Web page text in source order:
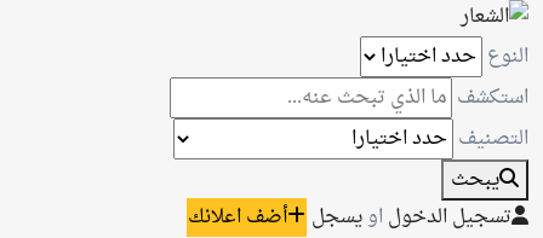
النوع
استكشف
التصنيف
يبحث
تسجيل الدخول اويسجل أضف اعلانك